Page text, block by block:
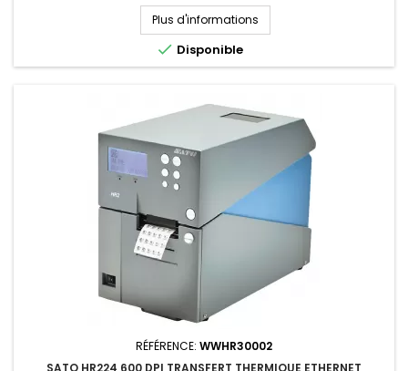
Plus d'informations
 Disponible
RÉFÉRENCE: WWHR30002
SATO HR224 600 DPI TRANSFERT THERMIQUE ETHERNET